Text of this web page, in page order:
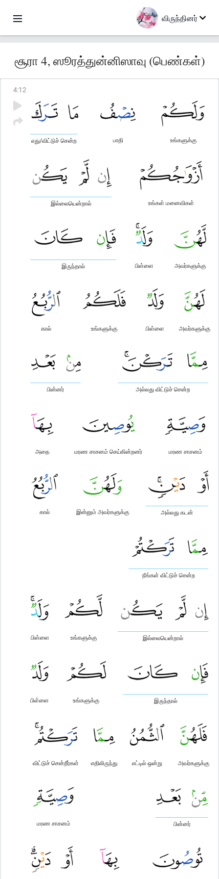
விருந்தினர்
சூரா 4, ஸூரத்துன்னிஸாவு (பெண்கள்)
4:12
உங்களுக்கு
பாதி
எது/விட்டுச் சென்ற
உங்கள் மனைவிகள்
இல்லையென்றால்
அவர்களுக்கு
பிள்ளை
இருந்தால்
அவர்களுக்கு
பிள்ளை
உங்களுக்கு
கால்
அல்லது விட்டுச் சென்ற
பின்னர்
மரண சாசனம்
மரண சாசனம் செய்கின்றனர்
அதை
அல்லது கடன்
இன்னும் அவர்களுக்கு
கால்
நீங்கள் விட்டுச் சென்ற
இல்லையென்றால்
உங்களுக்கு
பிள்ளை
இருந்தால்
உங்களுக்கு
பிள்ளை
அவர்களுக்கு
எட்டில் ஒன்று
எதிலிருந்து
விட்டுச் சென்றீர்கள்
பின்னர்
மரண சாசனம்